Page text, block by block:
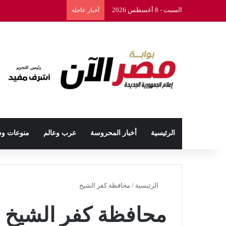
السبت - 8 أغسطس 2026 أخبار عاجلة
الرئيسية أخبار المحروسة عرب وعالم منوعات
الرئيسية / محافظة كفر الشيخ
محافظة كفر الشيخ